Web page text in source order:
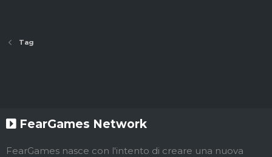
Tag
FearGames Network
FearGames nasce con l'intento di creare una nuova